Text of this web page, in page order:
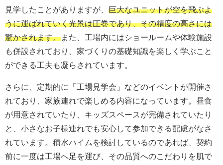
見学したことがありますが、 巨大なユニットが空を飛ぶよ
うに運ばれていく光景は圧巻であり、その精度の高さには
驚かされます。また、工場内にはショールームや体験施設
も併設されており、家づくりの基礎知識を楽しく学ぶこと
ができる工夫も凝らされています。
さらに、定期的に「工場見学会」などのイベントが開催さ
れており、家族連れで楽しめる内容になっています。昼食
が用意されていたり、キッズスペースが完備されていたり
と、小さなお子様連れでも安心して参加できる配慮がなさ
れています。積水ハイムを検討しているのであれば、契約
前に一度は工場へ足を運び、その品質へのこだわりを肌で